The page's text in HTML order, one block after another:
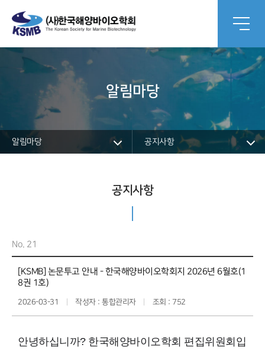
알림마당
알림마당 공지사항
공지사항
No. 21
[KSMB] 논문투고 안내 - 한국해양바이오학회지 2026년 6월호(1
8권 1호)
2026-03-31 작성자 : 통합관리자 조회 : 752
안녕하십니까? 한국해양바이오학회 편집위원회입